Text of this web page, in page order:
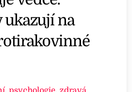
na
,psychologie, zdravá